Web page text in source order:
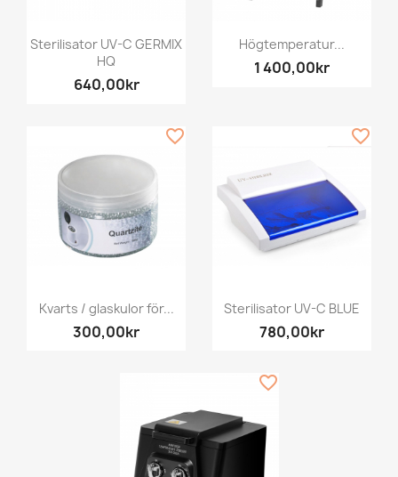
Sterilisator UV-C GERMIX
HQ
640,00kr
Högtemperatur...
1 400,00kr
Kvarts / glaskulor för...
300,00kr
favorite_border
Sterilisator UV-C BLUE
780,00kr
favorite_border
favorite_border